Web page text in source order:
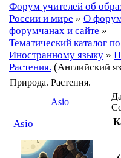
Форум учителей об
России и мире » О
форумчанах и сайте »
Тематический каталог по
Иностранному языку »
Растения. (Английский
Природа. Растения.
Asio
Asio